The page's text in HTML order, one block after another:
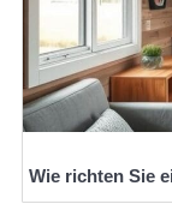
Wie richten Sie